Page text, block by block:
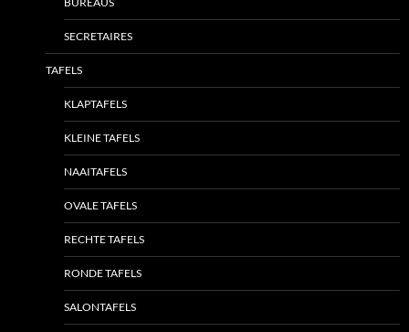
SECRETAIRES
TAFELS
KLAPTAFELS
KLEINE TAFELS
NAAITAFELS
OVALE TAFELS
RECHTE TAFELS
RONDE TAFELS
SALONTAFELS